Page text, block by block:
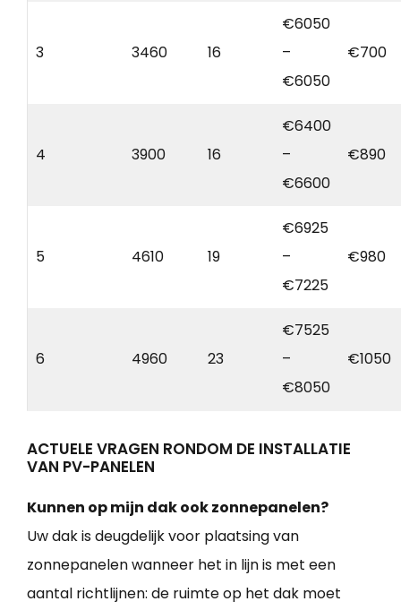
3 3460 16
€6050
–
€6050
€700
4 3900 16
€6400
–
€6600
€890
5 4610 19
€6925
–
€7225
€980
6 4960 23
€7525
–
€8050
€1050
ACTUELE VRAGEN RONDOM DE INSTALLATIE
VAN PV-PANELEN
Kunnen op mijn dak ook zonnepanelen?
Uw dak is deugdelijk voor plaatsing van
zonnepanelen wanneer het in lijn is met een
aantal richtlijnen: de ruimte op het dak moet